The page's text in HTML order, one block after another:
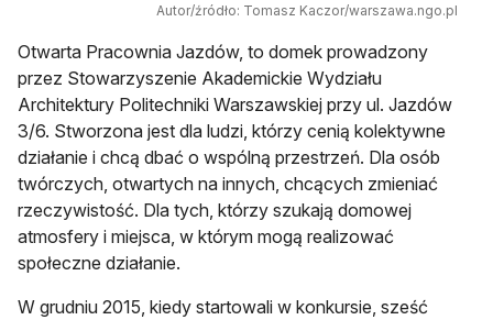
Autor/źródło: Tomasz Kaczor/warszawa.ngo.pl
Otwarta Pracownia Jazdów, to domek prowadzony
przez Stowarzyszenie Akademickie Wydziału
Architektury Politechniki Warszawskiej przy ul. Jazdów
3/6. Stworzona jest dla ludzi, którzy cenią kolektywne
działanie i chcą dbać o wspólną przestrzeń. Dla osób
twórczych, otwartych na innych, chcących zmieniać
rzeczywistość. Dla tych, którzy szukają domowej
atmosfery i miejsca, w którym mogą realizować
społeczne działanie.
W grudniu 2015, kiedy startowali w konkursie, sześć